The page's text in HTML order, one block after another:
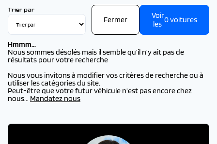
PEUGEOT 5008 (2026) (16)
PEUGEOT RIFTER (2026) (11)
PEUGEOT TRAVELLER (2026) (1)
Trier par
Fermer
Voir
les 0voitures
Hmmm...
Nous sommes désolés mais il semble qu’il n’y ait pas de
résultats pour votre recherche
Nous vous invitons à modifier vos critères de recherche ou à
utiliser les catégories du site.
Peut-être que votre futur véhicule n'est pas encore chez
nous... Mandatez nous